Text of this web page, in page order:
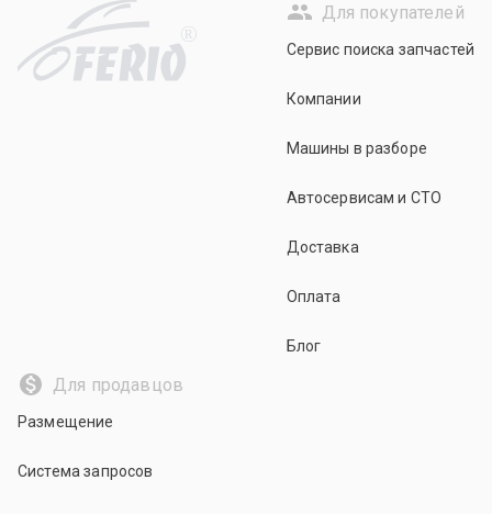
R
Для покупателей
Сервис поиска запчастей
Компании
Машины в разборе
Автосервисам и СТО
Доставка
Оплата
Блог
Для продавцов
Размещение
Система запросов